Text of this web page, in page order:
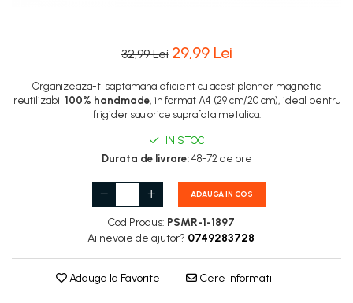
32,99 Lei 29,99 Lei
Organizeaza-ti saptamana eficient cu acest planner magnetic
reutilizabil 100% handmade, in format A4 (29 cm/20 cm), ideal pentru
frigider sau orice suprafata metalica.
IN STOC
Durata de livrare:48-72 de ore
ADAUGA IN COS
Cod Produs: PSMR-1-1897
Ai nevoie de ajutor? 0749283728
Adauga la Favorite Cere informatii